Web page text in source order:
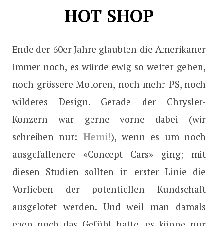
HOT SHOP
Ende der 60er Jahre glaubten die Amerikaner
immer noch, es würde ewig so weiter gehen,
noch grössere Motoren, noch mehr PS, noch
wilderes Design. Gerade der Chrysler-
Konzern war gerne vorne dabei (wir
schreiben nur: Hemi!), wenn es um noch
ausgefallenere «Concept Cars» ging; mit
diesen Studien sollten in erster Linie die
Vorlieben der potentiellen Kundschaft
ausgelotet werden. Und weil man damals